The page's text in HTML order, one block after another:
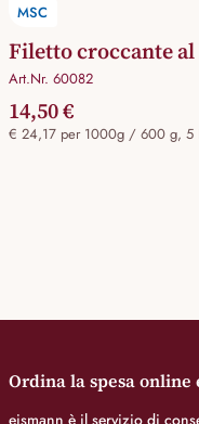
MSC
Filetto croccante
Art.Nr. 60082
14,50 €
€ 24,17 per 1000g / 600 g, 5
Ordina la spesa online
eismann è il servizio di